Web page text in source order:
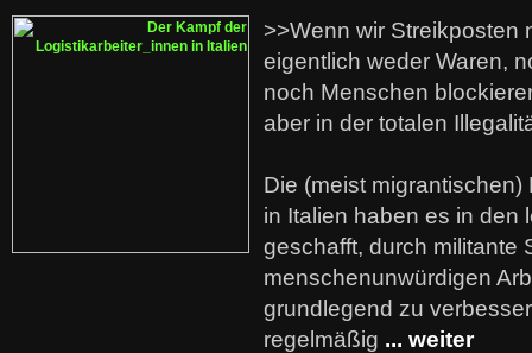
>>Wenn wir Streikposten
eigentlich weder Waren,
noch Menschen
aber in der totalen
Die (meist
in Italien haben es in den
geschafft, durch militante
menschenunwürdigen
grundlegend zu
regelmäßig ... weiter